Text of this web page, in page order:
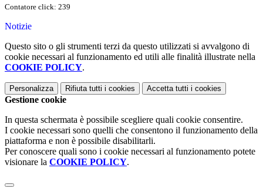
Contatore click: 239
Notizie
Questo sito o gli strumenti terzi da questo utilizzati si avvalgono di
cookie necessari al funzionamento ed utili alle finalità illustrate nella
COOKIE POLICY.
Personalizza Rifiuta tutti i cookies Accetta tutti i cookies
Gestione cookie
In questa schermata è possibile scegliere quali cookie consentire.
I cookie necessari sono quelli che consentono il funzionamento della
piattaforma e non è possibile disabilitarli.
Per conoscere quali sono i cookie necessari al funzionamento potete
visionare la COOKIE POLICY.